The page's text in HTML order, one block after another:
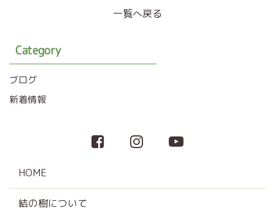
一覧へ戻る
Category
ブログ
新着情報
HOME
結の樹について